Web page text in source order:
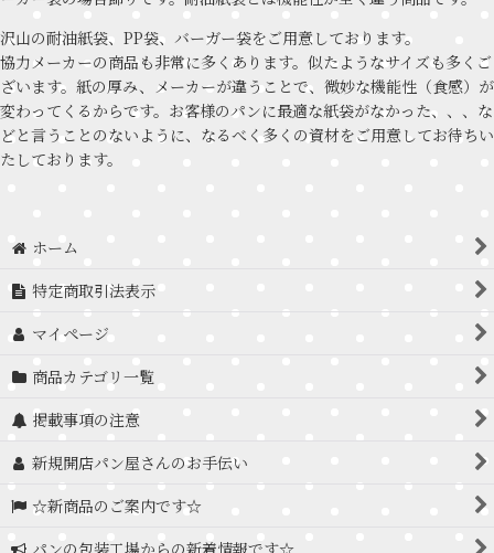
沢山の耐油紙袋、PP袋、バーガー袋をご用意しております。
協力メーカーの商品も非常に多くあります。似たようなサイズも多くご
ざいます。紙の厚み、メーカーが違うことで、微妙な機能性（食感）が
変わってくるからです。お客様のパンに最適な紙袋がなかった、、、な
どと言うことのないように、なるべく多くの資材をご用意してお待ちい
たしております。
ホーム
特定商取引法表示
マイページ
商品カテゴリ一覧
掲載事項の注意
新規開店パン屋さんのお手伝い
☆新商品のご案内です☆
パンの包装工場からの新着情報です☆